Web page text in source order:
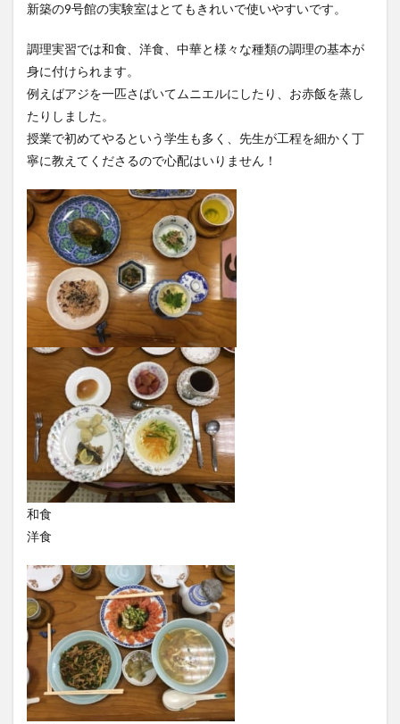
新築の9号館の実験室はとてもきれいで使いやすいです。
調理実習では和食、洋食、中華と様々な種類の調理の基本が
身に付けられます。
例えばアジを一匹さばいてムニエルにしたり、お赤飯を蒸し
たりしました。
授業で初めてやるという学生も多く、先生が工程を細かく丁
寧に教えてくださるので心配はいりません！
和食
洋食